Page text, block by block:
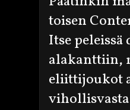
toisen
Itse
alakanttiin,
eliittijoukot